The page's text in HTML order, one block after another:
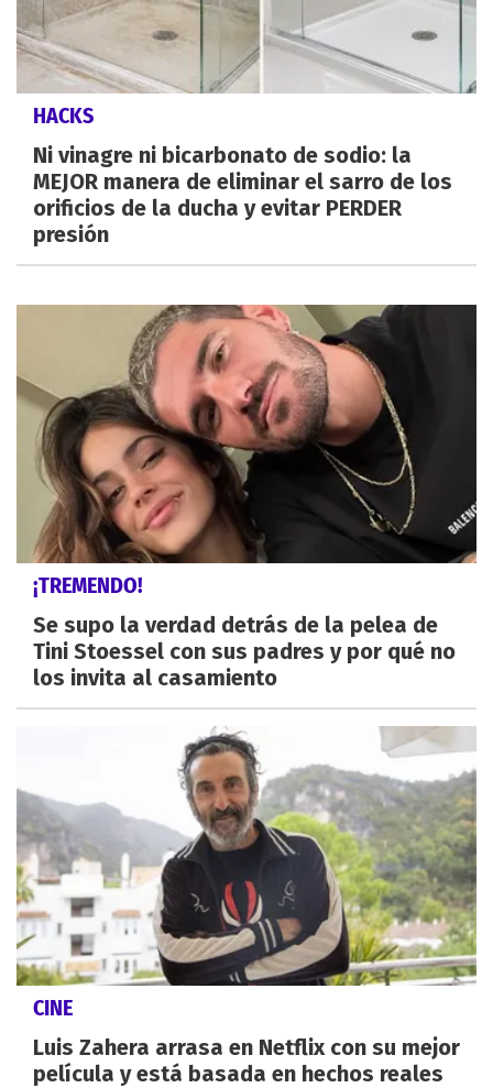
HACKS
Ni vinagre ni bicarbonato de sodio: la
MEJOR manera de eliminar el sarro de los
orificios de la ducha y evitar PERDER
presión
¡TREMENDO!
Se supo la verdad detrás de la pelea de
Tini Stoessel con sus padres y por qué no
los invita al casamiento
CINE
Luis Zahera arrasa en Netflix con su mejor
película y está basada en hechos reales